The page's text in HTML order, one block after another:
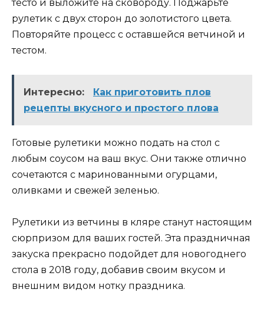
тесто и выложите на сковороду. Поджарьте
рулетик с двух сторон до золотистого цвета.
Повторяйте процесс с оставшейся ветчиной и
тестом.
Интересно:
Как приготовить плов
рецепты вкусного и простого плова
Готовые рулетики можно подать на стол с
любым соусом на ваш вкус. Они также отлично
сочетаются с маринованными огурцами,
оливками и свежей зеленью.
Рулетики из ветчины в кляре станут настоящим
сюрпризом для ваших гостей. Эта праздничная
закуска прекрасно подойдет для новогоднего
стола в 2018 году, добавив своим вкусом и
внешним видом нотку праздника.